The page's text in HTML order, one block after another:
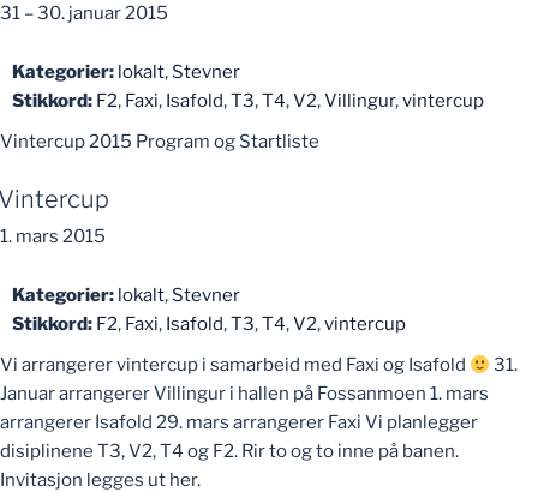
31 –30. januar 2015
Kategorier: lokalt, Stevner
Stikkord: F2, Faxi, Isafold,T3,T4,V2,Villingur,vintercup
Vintercup 2015 Program og Startliste
1. mars 2015
Kategorier: lokalt, Stevner
Stikkord: F2, Faxi, Isafold,T3,T4,V2,vintercup
Vi arrangerer vintercup i samarbeid med Faxi og Isafold
31.
Januar arrangerer Villingur i hallen på Fossanmoen 1. mars
arrangerer Isafold 29. mars arrangerer Faxi Vi planlegger
disiplinene T3, V2, T4 og F2. Rir to og to inne på banen.
Invitasjon legges ut her.